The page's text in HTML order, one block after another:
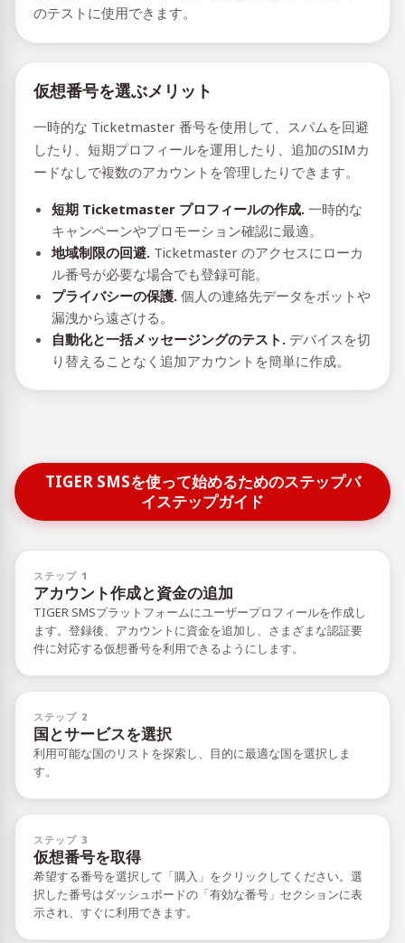
のテストに使用できます。
仮想番号を選ぶメリット
一時的な Ticketmaster 番号を使用して、スパムを回避
したり、短期プロフィールを運用したり、追加のSIMカ
ードなしで複数のアカウントを管理したりできます。
短期 Ticketmaster プロフィールの作成. 一時的な
キャンペーンやプロモーション確認に最適。
地域制限の回避. Ticketmaster のアクセスにローカ
ル番号が必要な場合でも登録可能。
プライバシーの保護. 個人の連絡先データをボットや
漏洩から遠ざける。
自動化と一括メッセージングのテスト. デバイスを切
り替えることなく追加アカウントを簡単に作成。
TIGER SMSを使って始めるためのステップバ
イステップガイド
ステップ 1
アカウント作成と資金の追加
TIGER SMSプラットフォームにユーザープロフィールを作成し
ます。登録後、アカウントに資金を追加し、さまざまな認証要
件に対応する仮想番号を利用できるようにします。
ステップ 2
国とサービスを選択
利用可能な国のリストを探索し、目的に最適な国を選択しま
す。
ステップ 3
仮想番号を取得
希望する番号を選択して「購入」をクリックしてください。選
択した番号はダッシュボードの「有効な番号」セクションに表
示され、すぐに利用できます。